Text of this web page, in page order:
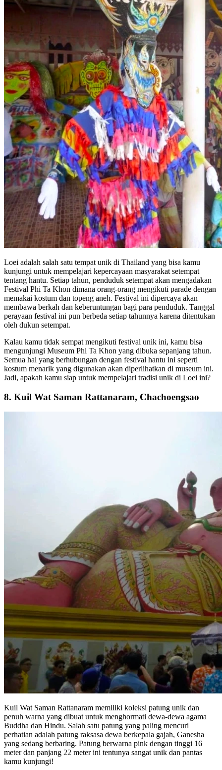
Loei adalah salah satu tempat unik di Thailand yang bisa kamu
kunjungi untuk mempelajari kepercayaan masyarakat setempat
tentang hantu. Setiap tahun, penduduk setempat akan mengadakan
Festival Phi Ta Khon dimana orang-orang mengikuti parade dengan
memakai kostum dan topeng aneh. Festival ini dipercaya akan
membawa berkah dan keberuntungan bagi para penduduk. Tanggal
perayaan festival ini pun berbeda setiap tahunnya karena ditentukan
oleh dukun setempat.
Kalau kamu tidak sempat mengikuti festival unik ini, kamu bisa
mengunjungi Museum Phi Ta Khon yang dibuka sepanjang tahun.
Semua hal yang berhubungan dengan festival hantu ini seperti
kostum menarik yang digunakan akan diperlihatkan di museum ini.
Jadi, apakah kamu siap untuk mempelajari tradisi unik di Loei ini?
8. Kuil Wat Saman Rattanaram, Chachoengsao
Kuil Wat Saman Rattanaram memiliki koleksi patung unik dan
penuh warna yang dibuat untuk menghormati dewa-dewa agama
Buddha dan Hindu. Salah satu patung yang paling mencuri
perhatian adalah patung raksasa dewa berkepala gajah, Ganesha
yang sedang berbaring. Patung berwarna pink dengan tinggi 16
meter dan panjang 22 meter ini tentunya sangat unik dan pantas
kamu kunjungi!